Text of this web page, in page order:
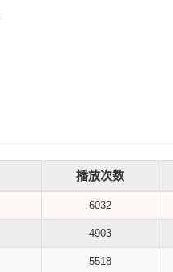
播放次数
6032
4903
5518